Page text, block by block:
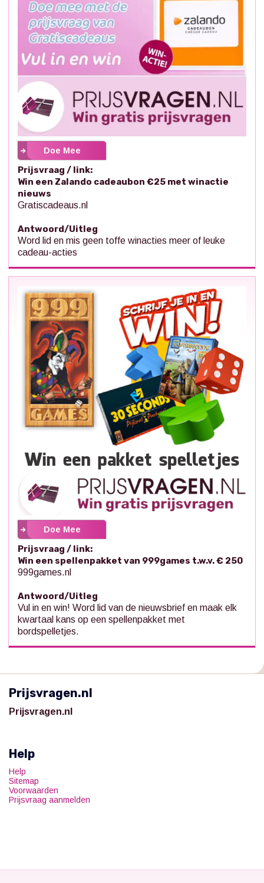
Doe Mee
Prijsvraag / link:
Win een Zalando cadeaubon €25 met winactie
nieuws
Gratiscadeaus.nl
Antwoord/Uitleg
Word lid en mis geen toffe winacties meer of leuke
cadeau-acties
Doe Mee
Prijsvraag / link:
Win een spellenpakket van 999games t.w.v. € 250
999games.nl
Antwoord/Uitleg
Vul in en win! Word lid van de nieuwsbrief en maak elk
kwartaal kans op een spellenpakket met
bordspelletjes.
Prijsvragen.nl
Prijsvragen.nl
Help
Help
Sitemap
Voorwaarden
Prijsvraag aanmelden